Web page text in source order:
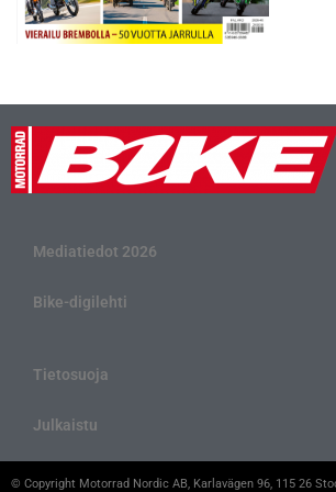
Mediatiedot 2026
Bike-digilehti
Tietosuoja
Julkaistu
© Copyright Motorrad Nordic AB, Karlavägen 96, 115 26